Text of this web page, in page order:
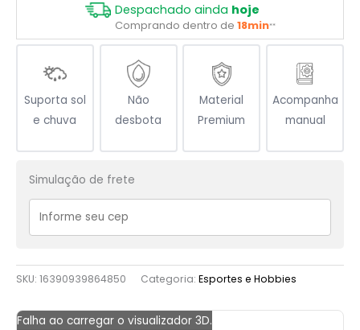
Despachado ainda hoje
Comprando dentro de 18min**
Suporta sol
e chuva
Não
desbota
Material
Premium
Acompanha
manual
Simulação de frete
SKU: 16390939864850 Categoria: Esportes e Hobbies
Falha ao carregar o visualizador 3D.